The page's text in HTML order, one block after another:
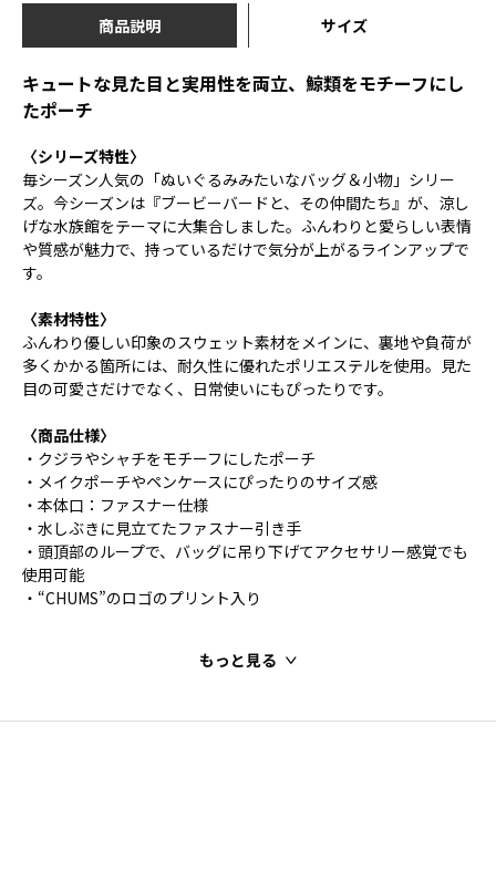
商品説明 サイズ
キュートな見た目と実用性を両立、鯨類をモチーフにし
たポーチ
〈シリーズ特性〉
毎シーズン人気の「ぬいぐるみみたいなバッグ＆小物」シリー
ズ。今シーズンは『ブービーバードと、その仲間たち』が、涼し
げな水族館をテーマに大集合しました。ふんわりと愛らしい表情
や質感が魅力で、持っているだけで気分が上がるラインアップで
す。
〈素材特性〉
ふんわり優しい印象のスウェット素材をメインに、裏地や負荷が
多くかかる箇所には、耐久性に優れたポリエステルを使用。見た
目の可愛さだけでなく、日常使いにもぴったりです。
〈商品仕様〉
・クジラやシャチをモチーフにしたポーチ
・メイクポーチやペンケースにぴったりのサイズ感
・本体口：ファスナー仕様
・水しぶきに見立てたファスナー引き手
・頭頂部のループで、バッグに吊り下げてアクセサリー感覚でも
使用可能
・“CHUMS”のロゴのプリント入り
もっと見る